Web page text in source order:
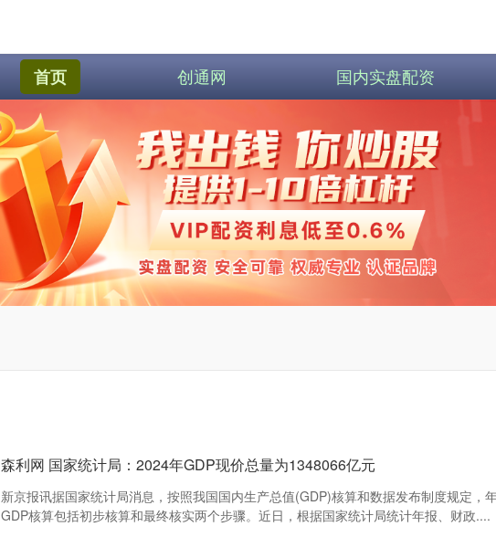
首页 创通网 国内实盘配资
森利网 国家统计局：2024年GDP现价总量为1348066亿元
新京报讯据国家统计局消息，按照我国国内生产总值(GDP)核算和数据发布制度规定，
GDP核算包括初步核算和最终核实两个步骤。近日，根据国家统计局统计年报、财政....